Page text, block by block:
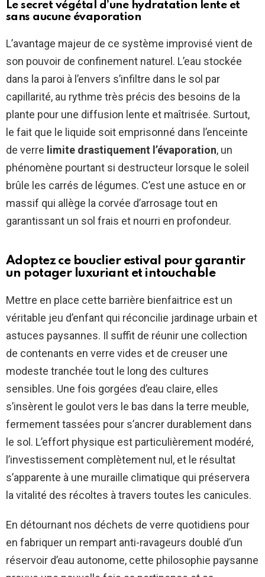
Le secret végétal d’une hydratation lente et
sans aucune évaporation
L’avantage majeur de ce système improvisé vient de
son pouvoir de confinement naturel. L’eau stockée
dans la paroi à l’envers s’infiltre dans le sol par
capillarité, au rythme très précis des besoins de la
plante pour une diffusion lente et maîtrisée. Surtout,
le fait que le liquide soit emprisonné dans l’enceinte
de verre limite drastiquement l’évaporation, un
phénomène pourtant si destructeur lorsque le soleil
brûle les carrés de légumes. C’est une astuce en or
massif qui allège la corvée d’arrosage tout en
garantissant un sol frais et nourri en profondeur.
Adoptez ce bouclier estival pour garantir
un potager luxuriant et intouchable
Mettre en place cette barrière bienfaitrice est un
véritable jeu d’enfant qui réconcilie jardinage urbain et
astuces paysannes. Il suffit de réunir une collection
de contenants en verre vides et de creuser une
modeste tranchée tout le long des cultures
sensibles. Une fois gorgées d’eau claire, elles
s’insèrent le goulot vers le bas dans la terre meuble,
fermement tassées pour s’ancrer durablement dans
le sol. L’effort physique est particulièrement modéré,
l’investissement complètement nul, et le résultat
s’apparente à une muraille climatique qui préservera
la vitalité des récoltes à travers toutes les canicules.
En détournant nos déchets de verre quotidiens pour
en fabriquer un rempart anti-ravageurs doublé d’un
réservoir d’eau autonome, cette philosophie paysanne